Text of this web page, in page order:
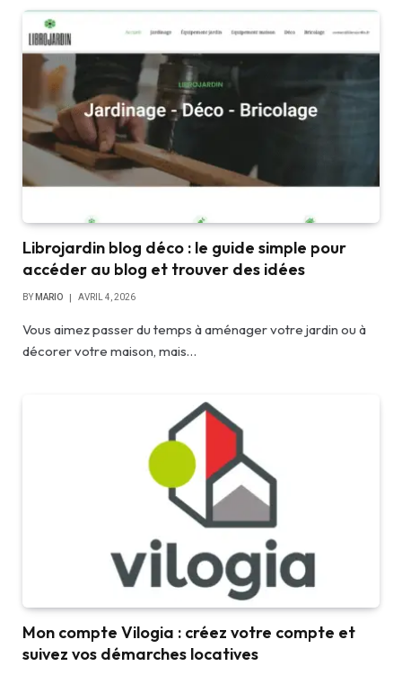
Librojardin blog déco : le guide simple pour
accéder au blog et trouver des idées
BY MARIO AVRIL 4, 2026
Vous aimez passer du temps à aménager votre jardin ou à
décorer votre maison, mais…
Mon compte Vilogia : créez votre compte et
suivez vos démarches locatives